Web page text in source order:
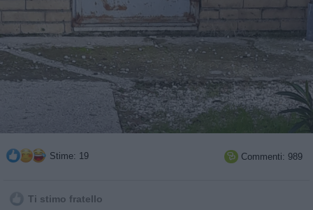
Stime: 19  Commenti: 989
Ti stimo fratello